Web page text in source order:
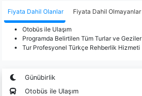
Fiyata Dahil Olanlar Fiyata Dahil Olmayanlar
Otobüs ile Ulaşım
Programda Belirtilen Tüm Turlar ve Geziler
Tur Profesyonel Türkçe Rehberlik Hizmeti
Günübirlik
Otobüs ile Ulaşım